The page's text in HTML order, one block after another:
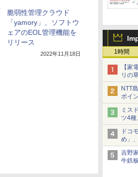
1時間
【家
リの
NTT
ポイ
ミス
ツ4種
ドコ
め」
吉野
牛鉄
脆弱性管理クラウド
「yamory」、ソフトウ
ェアのEOL管理機能を
リリース
2022年11月18日